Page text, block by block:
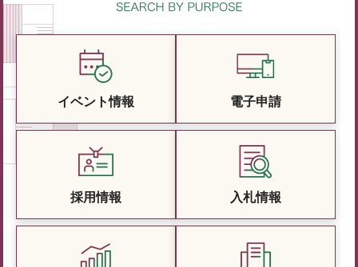
イベント情報 電子申請
採用情報 入札情報